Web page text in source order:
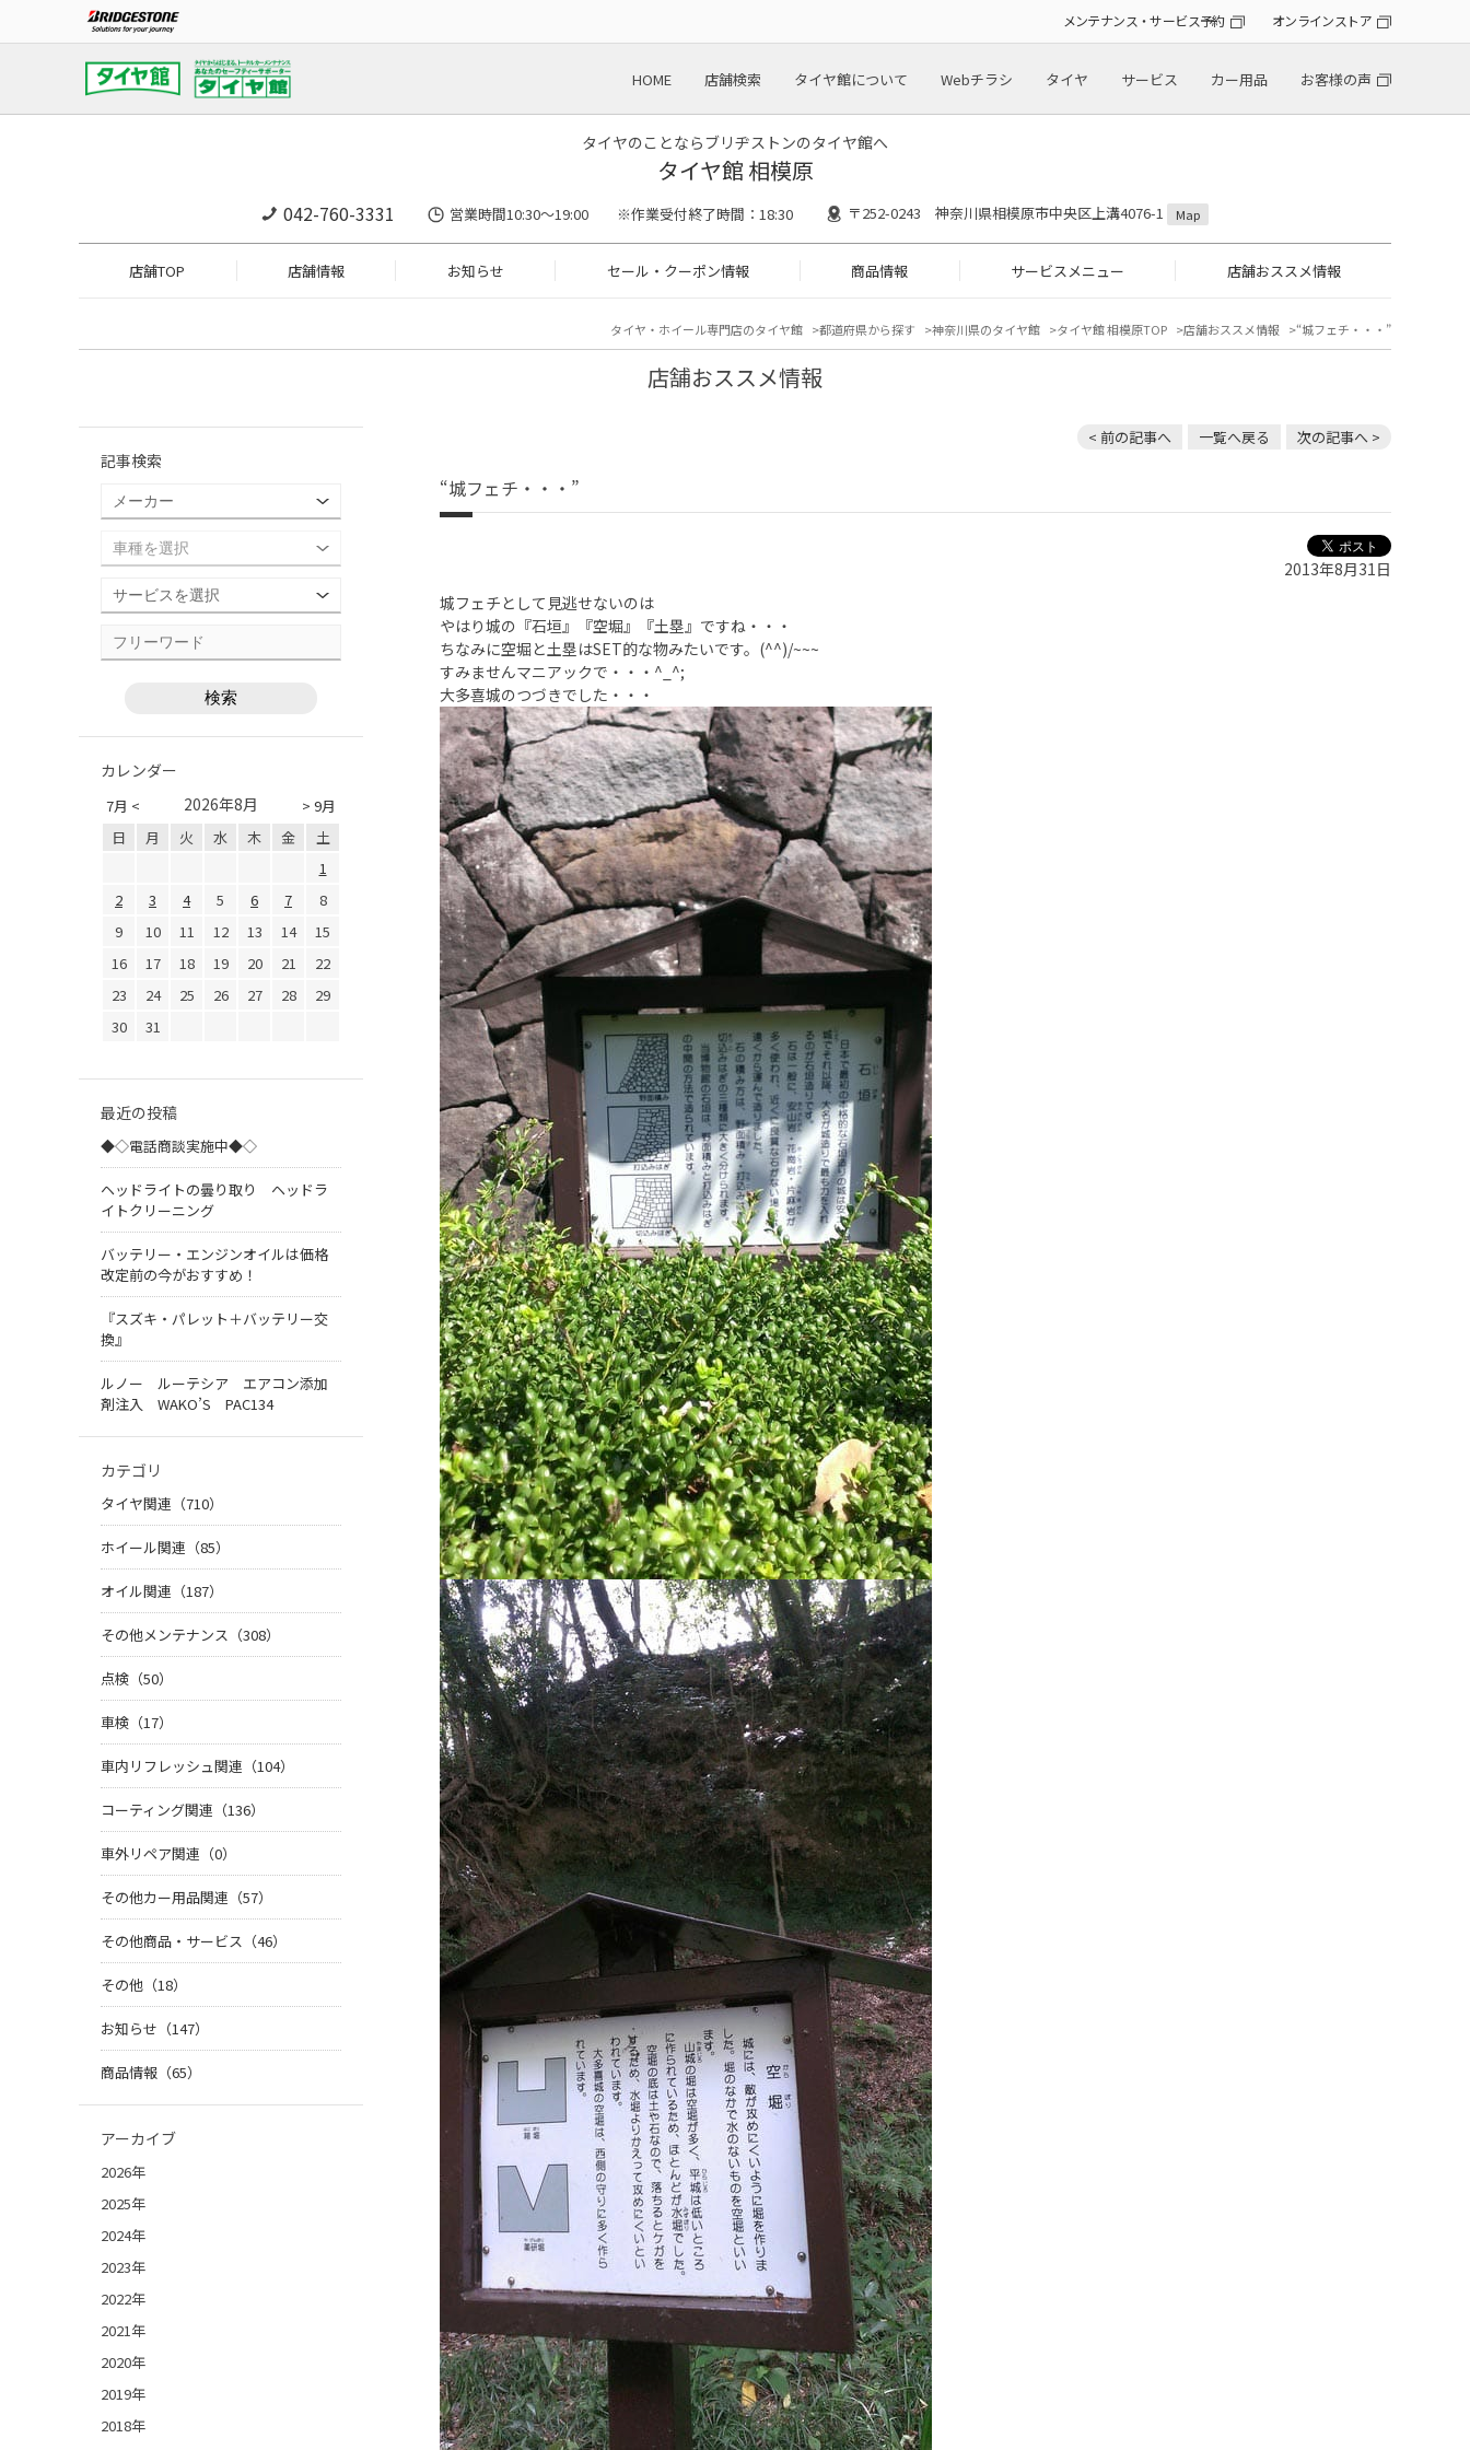
メンテナンス・サービス予約 オンラインストア
HOME 店舗検索 タイヤ館について Webチラシ タイヤ サービス カー用品 お客様の声
タイヤのことならブリヂストンのタイヤ館へ
タイヤ館 相模原
042-760-3331 営業時間10:30～19:00 ※作業受付終了時間：18:30 〒252-0243 神奈川県相模原市中央区上溝4076-1 Map
店舗TOP 店舗情報 お知らせ セール・クーポン情報 商品情報 サービスメニュー 店舗おススメ情報
タイヤ・ホイール専門店のタイヤ館 都道府県から探す 神奈川県のタイヤ館 タイヤ館 相模原TOP 店舗おススメ情報 “城フェチ・・・”
店舗おススメ情報
< 前の記事へ 一覧へ戻る 次の記事へ >
“城フェチ・・・”
2013年8月31日
城フェチとして見逃せないのは
やはり城の『石垣』『空堀』『土塁』ですね・・・
ちなみに空堀と土塁はSET的な物みたいです。(^^)/~~~
すみませんマニアックで・・・^_^;
大多喜城のつづきでした・・・
記事検索
カレンダー
7月 < > 9月
2026年8月
日 月 火 水 木 金
土
1
2
3 4 5 6 7
8
9
10 11 12 13 14
15
16
17 18 19 20 21
22
23
24 25 26 27 28
29
30
31
最近の投稿
◆◇電話商談実施中◆◇
ヘッドライトの曇り取り ヘッドラ
イトクリーニング
バッテリー・エンジンオイルは価格
改定前の今がおすすめ！
『スズキ・パレット＋バッテリー交
換』
ルノー ルーテシア エアコン添加
剤注入 WAKO’S PAC134
カテゴリ
タイヤ関連（710）
ホイール関連（85）
オイル関連（187）
その他メンテナンス（308）
点検（50）
車検（17）
車内リフレッシュ関連（104）
コーティング関連（136）
車外リペア関連（0）
その他カー用品関連（57）
その他商品・サービス（46）
その他（18）
お知らせ（147）
商品情報（65）
アーカイブ
2026年
2025年
2024年
2023年
2022年
2021年
2020年
2019年
2018年